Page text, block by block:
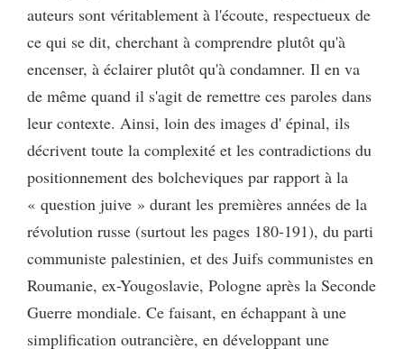
auteurs sont véritablement à l'écoute, respectueux de
ce qui se dit, cherchant à comprendre plutôt qu'à
encenser, à éclairer plutôt qu'à condamner. Il en va
de même quand il s'agit de remettre ces paroles dans
leur contexte. Ainsi, loin des images d' épinal, ils
décrivent toute la complexité et les contradictions du
positionnement des bolcheviques par rapport à la
« question juive » durant les premières années de la
révolution russe (surtout les pages 180-191), du parti
communiste palestinien, et des Juifs communistes en
Roumanie, ex-Yougoslavie, Pologne après la Seconde
Guerre mondiale. Ce faisant, en échappant à une
simplification outrancière, en développant une